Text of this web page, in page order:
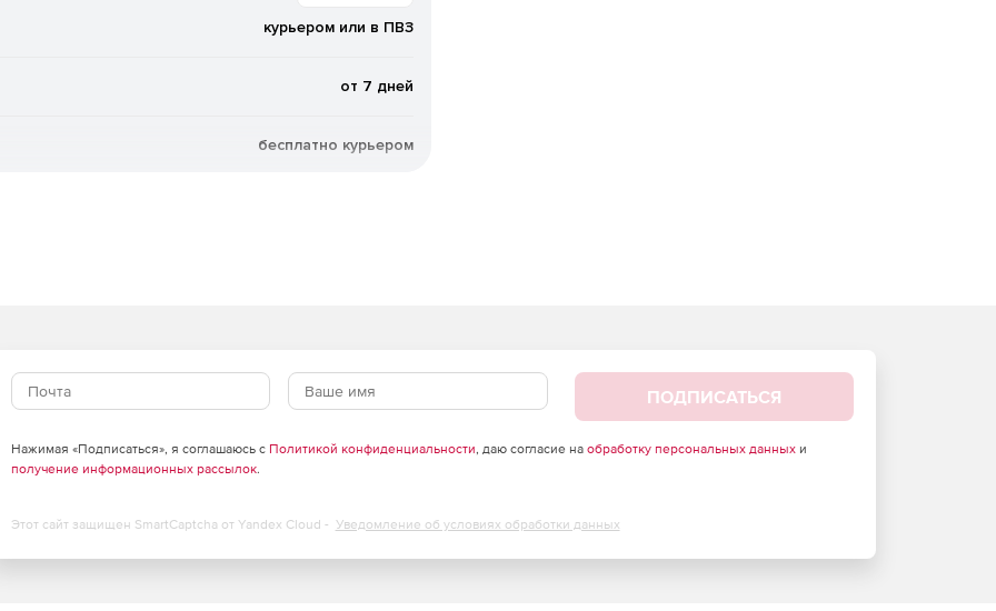
курьером или в ПВЗ
от 7 дней
бесплатно курьером
ПОДПИСАТЬСЯ
Нажимая «Подписаться», я соглашаюсь с Политикой конфиденциальности, даю согласие на обработку персональных данныхи
получение информационных рассылок.
Этот сайт защищен SmartCaptcha от Yandex Cloud - Уведомление об условиях обработки данных